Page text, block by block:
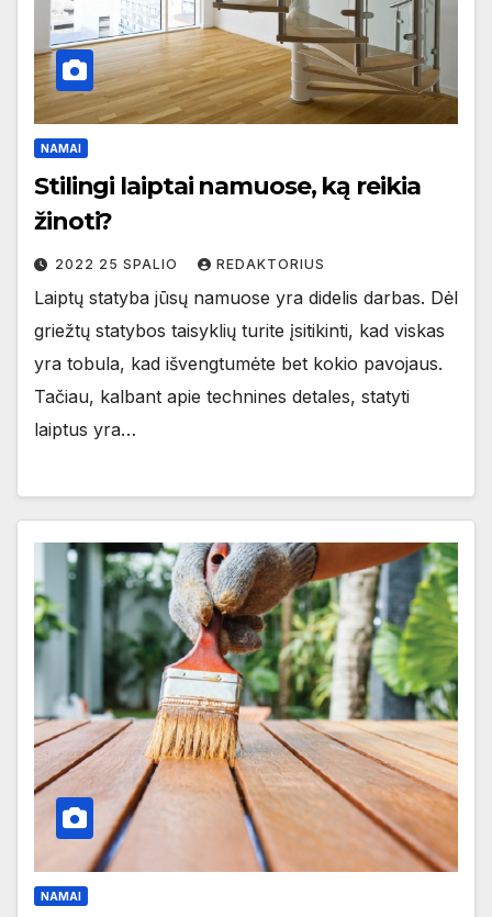
NAMAI
Stilingi laiptai namuose, ką reikia
žinoti?
2022 25 SPALIO REDAKTORIUS
Laiptų statyba jūsų namuose yra didelis darbas. Dėl
griežtų statybos taisyklių turite įsitikinti, kad viskas
yra tobula, kad išvengtumėte bet kokio pavojaus.
Tačiau, kalbant apie technines detales, statyti
laiptus yra…
NAMAI